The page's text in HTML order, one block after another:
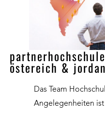
östereich &
Das Team
Angelegenheiten